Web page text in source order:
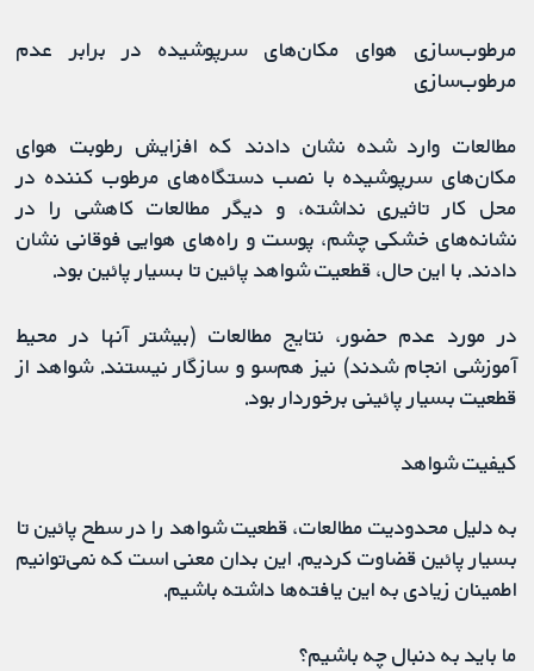
مرطوب‌سازی هوای مکان‌های سرپوشیده در برابر عدم
مرطوب‌سازی
مطالعات وارد شده نشان دادند که افزایش رطوبت هوای
مکان‌های سرپوشیده با نصب دستگاه‌های مرطوب کننده در
محل کار تاثیری نداشته، و دیگر مطالعات کاهشی را در
نشانه‌های خشکی چشم، پوست و راه‌های هوایی فوقانی نشان
دادند. با این حال، قطعیت شواهد پائین تا بسیار پائین بود.
در مورد عدم حضور، نتایج مطالعات (بیشتر آنها در محیط
آموزشی انجام شدند) نیز هم‌سو و سازگار نیستند. شواهد از
قطعیت بسیار پائینی برخوردار بود.
کیفیت شواهد
به دلیل محدودیت مطالعات، قطعیت شواهد را در سطح پائین تا
بسیار پائین قضاوت کردیم. این بدان معنی است که نمی‌توانیم
اطمینان زیادی به این یافته‌ها داشته باشیم.
ما باید به دنبال چه باشیم؟